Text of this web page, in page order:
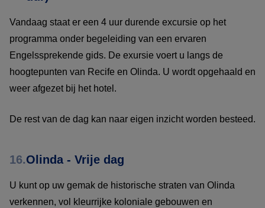
Vandaag staat er een 4 uur durende excursie op het
programma onder begeleiding van een ervaren
Engelssprekende gids. De exursie voert u langs de
hoogtepunten van Recife en Olinda. U wordt opgehaald en
weer afgezet bij het hotel.
De rest van de dag kan naar eigen inzicht worden besteed.
16.Olinda - Vrije dag
U kunt op uw gemak de historische straten van Olinda
verkennen, vol kleurrijke koloniale gebouwen en